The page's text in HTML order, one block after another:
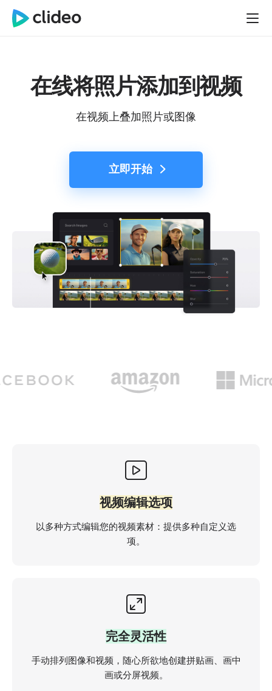
在线将照片添加到视频
在视频上叠加照片或图像
立即开始
视频编辑选项
以多种方式编辑您的视频素材：提供多种自定义选
项。
完全灵活性
手动排列图像和视频，随心所欲地创建拼贴画、画中
画或分屏视频。